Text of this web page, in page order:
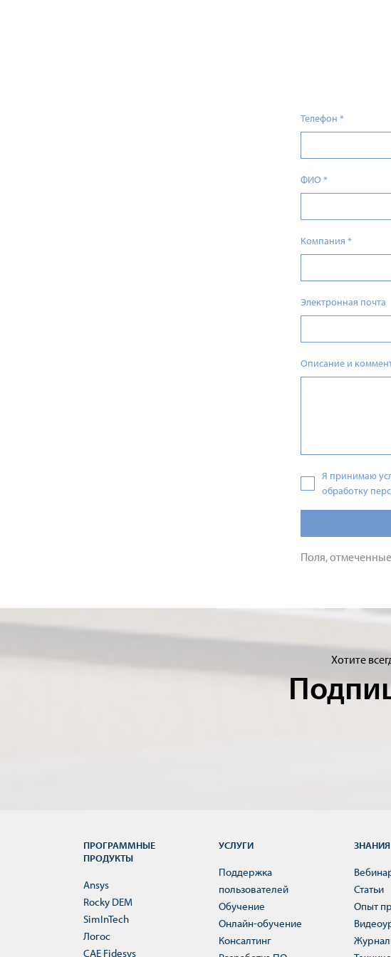
Телефон *
ФИО *
Компания *
Электронная почта
Описание и
Я принимаю
обработку
Поля,
Хотите
ПРОГРАММНЫЕ
ПРОДУКТЫ
Ansys
Rocky DEM
SimInTech
Логос
CAE Fidesys
УСЛУГИ
Поддержка
пользователей
Обучение
Онлайн-обучение
Консалтинг
ЗНАНИЯ
Статьи
Опыт